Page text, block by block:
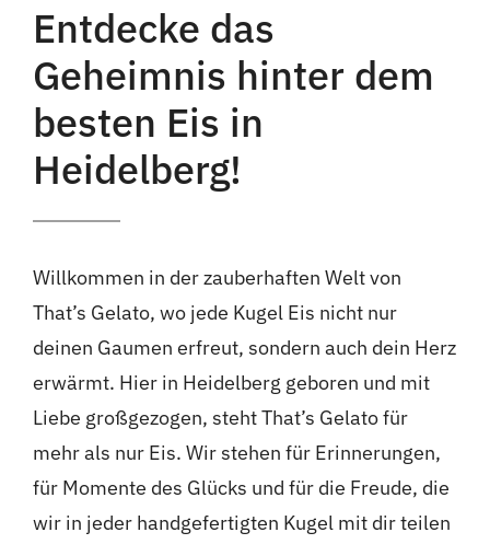
Entdecke das
Geheimnis hinter dem
besten Eis in
Heidelberg!
Willkommen in der zauberhaften Welt von
That’s Gelato, wo jede Kugel Eis nicht nur
deinen Gaumen erfreut, sondern auch dein Herz
erwärmt. Hier in Heidelberg geboren und mit
Liebe großgezogen, steht That’s Gelato für
mehr als nur Eis. Wir stehen für Erinnerungen,
für Momente des Glücks und für die Freude, die
wir in jeder handgefertigten Kugel mit dir teilen